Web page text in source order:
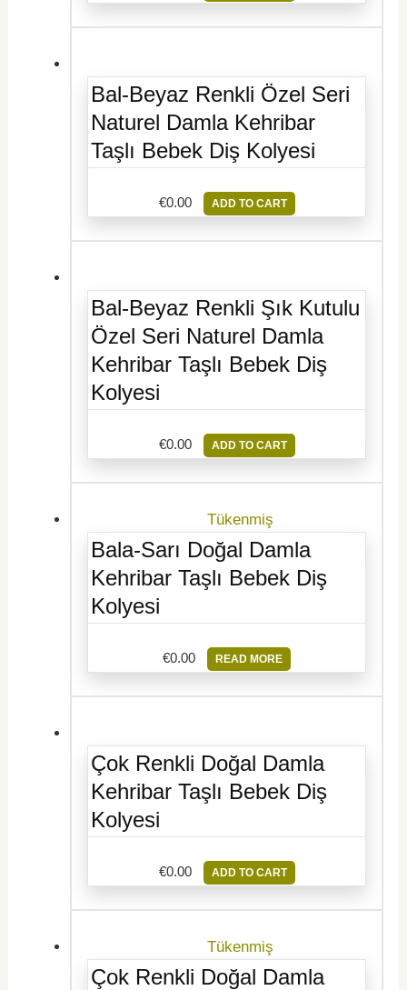
Bal-Beyaz Renkli Özel Seri
Naturel Damla Kehribar
Taşlı Bebek Diş Kolyesi
€0.00 ADD TO CART
Bal-Beyaz Renkli Şık Kutulu
Özel Seri Naturel Damla
Kehribar Taşlı Bebek Diş
Kolyesi
€0.00 ADD TO CART
Tükenmiş
Bala-Sarı Doğal Damla
Kehribar Taşlı Bebek Diş
Kolyesi
€0.00 READ MORE
Çok Renkli Doğal Damla
Kehribar Taşlı Bebek Diş
Kolyesi
€0.00 ADD TO CART
Tükenmiş
Çok Renkli Doğal Damla